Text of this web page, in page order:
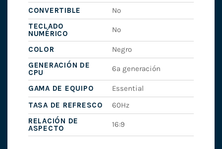
CONVERTIBLE
No
TECLADO
NUMÉRICO
No
COLOR
Negro
GENERACIÓN DE
CPU
6ª generación
GAMA DE EQUIPO
Essential
TASA DE REFRESCO
60Hz
RELACIÓN DE
ASPECTO
16:9